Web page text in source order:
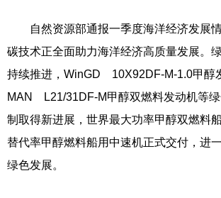
自然资源部通报一季度海洋经济发展
碳技术正全面助力海洋经济高质量发展。
持续推进，WinGD 10X92DF-M-1.0甲醇
MAN L21/31DF-M甲醇双燃料发动机等
制取得新进展，世界最大功率甲醇双燃料
替代率甲醇燃料船用中速机正式交付，进
绿色发展。